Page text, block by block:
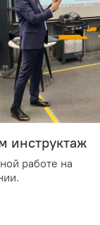
инструктаж
работе на